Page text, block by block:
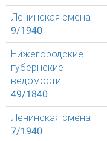
Ленинская смена
9/1940
Нижегородские
губернские
ведомости
49/1840
Ленинская смена
7/1940